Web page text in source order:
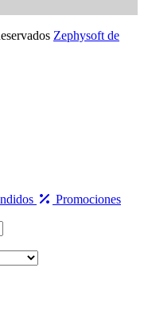
Zephysoft de
Promociones